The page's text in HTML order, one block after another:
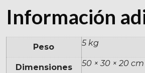
Información
Peso 5 kg
Dimensiones 50 × 30 × 20 cm